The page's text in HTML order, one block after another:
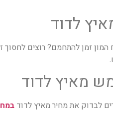
לדוד
זמן להתחמם? רוצים לחסוך
מאיץ לדוד
לבדוק את מחיר מאיץ לדוד